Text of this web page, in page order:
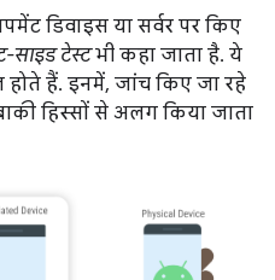
डिवाइस या सर्वर पर किए
साइड टेस्टभी कहा जाता है. ये
हैं. इनमें, जांच किए जा रहे
हिस्सों से अलग किया जाता